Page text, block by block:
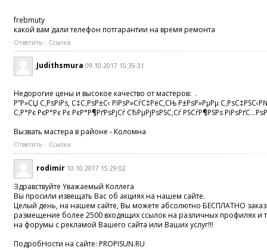
frebmuty
какой вам дали телефон потгарантии на время ремонта
Ответить Ссылка
Judithsmura 09.10.2017 15:35:31
Недорогие цены и высокое качество от мастеров: .
Р”Р»СЏ С‚РѕРіРѕ, С‡С‚РѕР±С‹ РїРѕР»СѓС‡РёС‚СЊ Р±РѕР»РµРµ
С‚Р°Рє РєР°Рє Рє РєР°Р¶РґРѕРјСѓ СЂРµРјРѕРЅС‚Сѓ РЅСѓР¶РЅРѕ
Вызвать мастера в районе - Коломна
Ответить Ссылка
rodimir 10.10.2017 15:29:02
Здравствyйте Yважаeмый Kоллeга
Вы просили извещать Вас об акциях на нашем сайте.
Целый день, на нашем сайте, Вы можете абсолютно БЕСПЛАТНО
размещение более 2500 входящих ссылок на различных профилях и
на форумы с рекламой Вашего сайта или Ваших услуг!!!
ПодробHости на сaйте: PROPISUN.RU